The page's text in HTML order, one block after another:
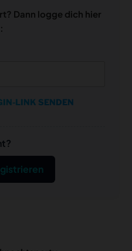
Dann logge dich hier
LINK SENDEN